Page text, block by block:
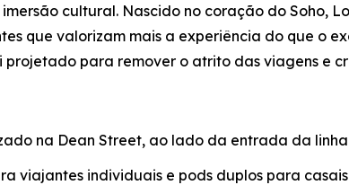
cultural. Nascido no coração do Soho,
que valorizam mais a experiência do que o
para remover o atrito das viagens e
na Dean Street, ao lado da entrada da
viajantes individuais e pods duplos para